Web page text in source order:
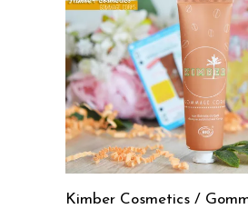
Kimber Cosmetics /